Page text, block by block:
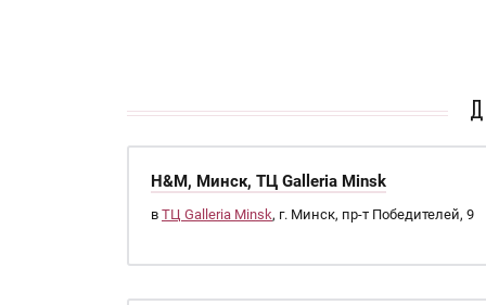
H&M, Минск, ТЦ Galleria Minsk
в ТЦ Galleria Minsk, г. Минск, пр-т Победителей, 9